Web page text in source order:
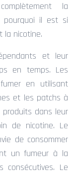
la
pourquoi il est si
la nicotine.
et leur
en temps. Les
en utilisant
et les patchs à
dans leur
de nicotine. Le
de consommer
un fumeur à la
consécutives. Le